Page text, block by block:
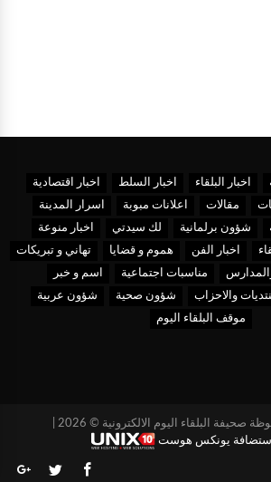
اخبار البلقاء اخبار السلط
اخبار اقتصادية
مقالات اعلانات مبوبة
اسرار المدينة
شؤون برلمانية لك سيدتي
اخبار منوعة
اخبار الفن هموم و قضايا
تهاني و تبريكات
مناسبات اجتماعية
اسم و خبر
والاحزاب
شؤون صحية
شؤون عربية
موقف البلقاء اليوم
صحيفة البلقاء اليوم الالكترونية © 2026 |
يونكس هوست